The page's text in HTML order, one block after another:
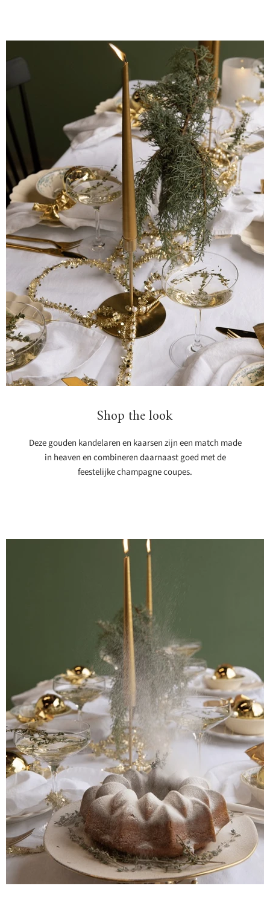
Shop the look
Deze gouden kandelaren en kaarsen zijn een match made
in heaven en combineren daarnaast goed met de
feestelijke champagne coupes.